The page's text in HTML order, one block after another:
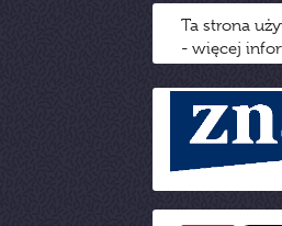
Ta strona
- więcej